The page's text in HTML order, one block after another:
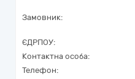
Замовник:
ЄДРПОУ:
Контактна особа:
Телефон: